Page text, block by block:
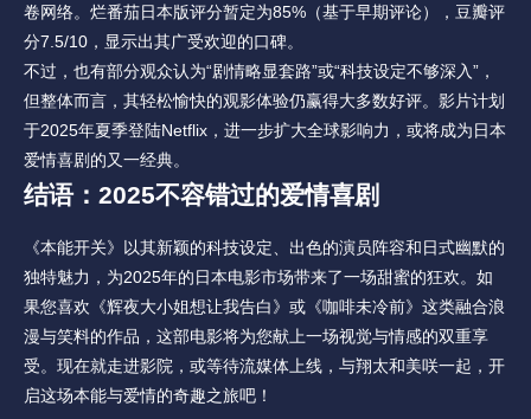
卷网络。烂番茄日本版评分暂定为85%（基于早期评论），豆瓣评
分7.5/10，显示出其广受欢迎的口碑。
不过，也有部分观众认为“剧情略显套路”或“科技设定不够深入”，
但整体而言，其轻松愉快的观影体验仍赢得大多数好评。影片计划
于2025年夏季登陆Netflix，进一步扩大全球影响力，或将成为日本
爱情喜剧的又一经典。
结语：2025不容错过的爱情喜剧
《本能开关》以其新颖的科技设定、出色的演员阵容和日式幽默的
独特魅力，为2025年的日本电影市场带来了一场甜蜜的狂欢。如
果您喜欢《辉夜大小姐想让我告白》或《咖啡未冷前》这类融合浪
漫与笑料的作品，这部电影将为您献上一场视觉与情感的双重享
受。现在就走进影院，或等待流媒体上线，与翔太和美咲一起，开
启这场本能与爱情的奇趣之旅吧！